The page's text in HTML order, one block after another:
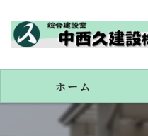
ホーム